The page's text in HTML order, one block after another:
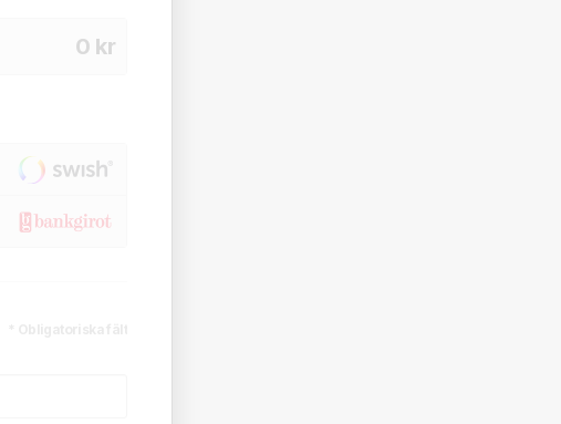
0 kr